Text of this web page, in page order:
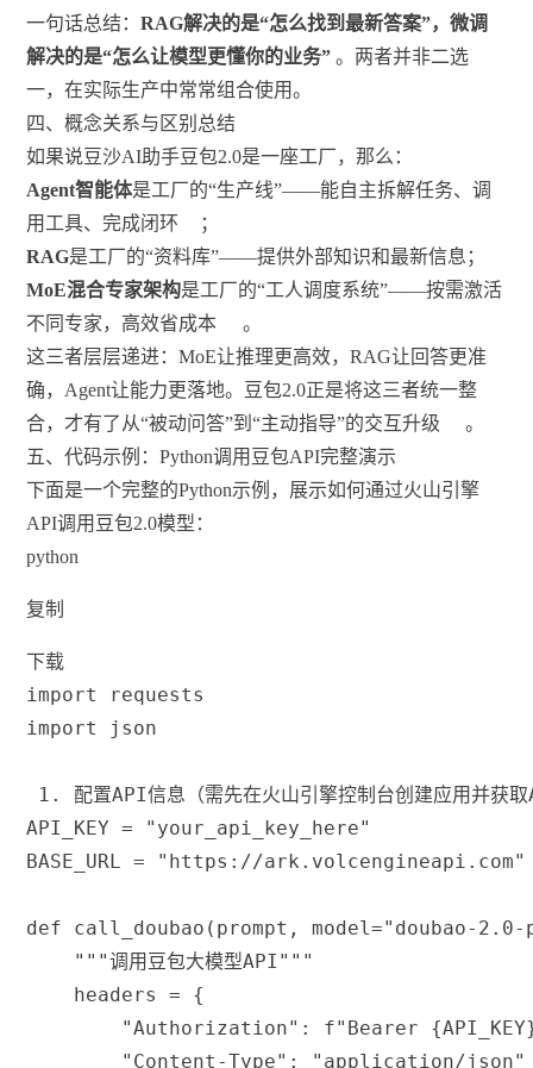
一句话总结：RAG解决的是“怎么找到最新答案”，微调
解决的是“怎么让模型更懂你的业务” 。两者并非二选
一，在实际生产中常常组合使用。
四、概念关系与区别总结
如果说豆沙AI助手豆包2.0是一座工厂，那么：
Agent智能体是工厂的“生产线”——能自主拆解任务、调
用工具、完成闭环
；
RAG是工厂的“资料库”——提供外部知识和最新信息；
MoE混合专家架构是工厂的“工人调度系统”——按需激活
不同专家，高效省成本
。
这三者层层递进：MoE让推理更高效，RAG让回答更准
确，Agent让能力更落地。豆包2.0正是将这三者统一整
合，才有了从“被动问答”到“主动指导”的交互升级
。
五、代码示例：Python调用豆包API完整演示
下面是一个完整的Python示例，展示如何通过火山引擎
API调用豆包2.0模型：
python
复制
下载
import
requests
import
json
1. 配置API信息（需先在火山引擎控制台创建应用并获
API_KEY =
"your_api_key_here"
BASE_URL = "https://ark.volcengineapi.com"
def call_doubao ( prompt , model="doubao-
"""调用豆包大模型API"""
    headers
=
{
"Authorization" : f"Bearer {API_KEY
"Content-Type" : "application/json"